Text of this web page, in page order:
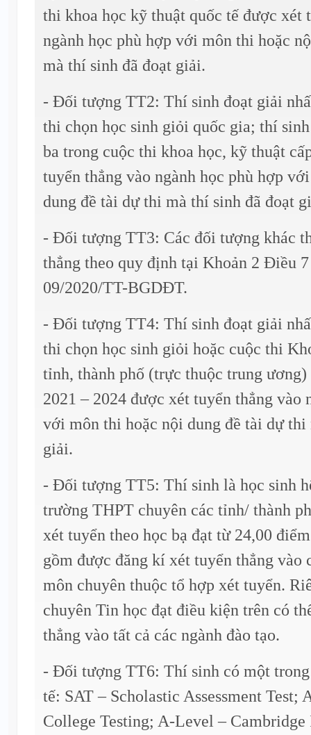
thi khoa học kỹ thuật quốc tế được xét
ngành học phù hợp với môn thi hoặc
mà thí sinh đã đoạt giải.
- Đối tượng TT2: Thí sinh đoạt giải
thi chọn học sinh giỏi quốc gia; thí
ba trong cuộc thi khoa học, kỹ thuật
tuyển thẳng vào ngành học phù hợp
dung đề tài dự thi mà thí sinh đã đoạt
- Đối tượng TT3: Các đối tượng khác
thẳng theo quy định tại Khoản 2 Điều
09/2020/TT-BGDĐT.
- Đối tượng TT4: Thí sinh đoạt giải
thi chọn học sinh giỏi hoặc cuộc thi
tỉnh, thành phố (trực thuộc trung
2021 – 2024 được xét tuyển thẳng vào
với môn thi hoặc nội dung đề tài dự thi
giải.
- Đối tượng TT5: Thí sinh là học sinh
trường THPT chuyên các tỉnh/ thành
xét tuyển theo học bạ đạt từ 24,00
gồm được đăng kí xét tuyển thẳng vào
môn chuyên thuộc tổ hợp xét tuyển.
chuyên Tin học đạt điều kiện trên có
thẳng vào tất cả các ngành đào tạo.
- Đối tượng TT6: Thí sinh có một
tế: SAT – Scholastic Assessment Test;
College Testing; A-Level –